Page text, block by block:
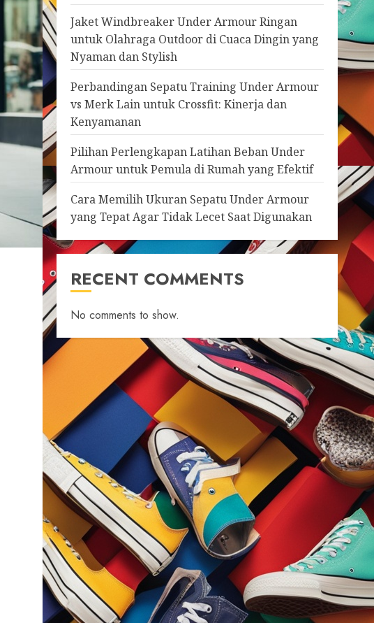
Jaket Windbreaker Under Armour Ringan
untuk Olahraga Outdoor di Cuaca Dingin yang
Nyaman dan Stylish
Perbandingan Sepatu Training Under Armour
vs Merk Lain untuk Crossfit: Kinerja dan
Kenyamanan
Pilihan Perlengkapan Latihan Beban Under
Armour untuk Pemula di Rumah yang Efektif
Cara Memilih Ukuran Sepatu Under Armour
yang Tepat Agar Tidak Lecet Saat Digunakan
RECENT COMMENTS
No comments to show.